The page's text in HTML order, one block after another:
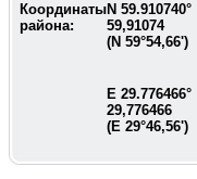
Координаты
района:
N 59.910740°
59,91074
(N 59°54,66')
E 29.776466°
29,776466
(E 29°46,56')